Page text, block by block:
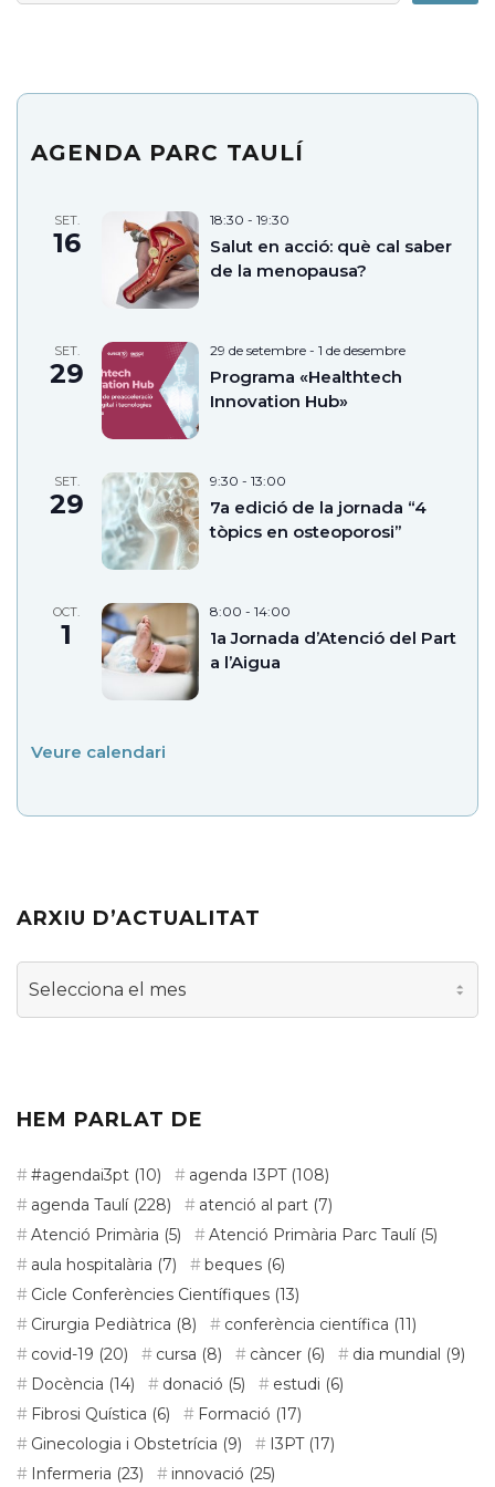
AGENDA PARC TAULÍ
SET.
16
18:30 - 19:30
Salut en acció: què cal saber
de la menopausa?
SET.
29
29 de setembre - 1 de desembre
Programa «Healthtech
Innovation Hub»
SET.
29
9:30 - 13:00
7a edició de la jornada “4
tòpics en osteoporosi”
OCT.
1
8:00 - 14:00
1a Jornada d’Atenció del Part
a l’Aigua
Veure calendari
ARXIU D’ACTUALITAT
Arxiu
HEM PARLAT DE
#agendai3pt (10) agenda I3PT(108)
agenda Taulí(228) atenció al part (7)
Atenció Primària (5) Atenció Primària Parc Taulí(5)
aula hospitalària (7) beques (6)
Cicle Conferències Científiques (13)
Cirurgia Pediàtrica (8) conferència científica (11)
covid-19 (20) cursa (8) càncer (6) dia mundial (9)
Docència (14) donació (5) estudi (6)
Fibrosi Quística (6) Formació (17)
Ginecologia i Obstetrícia (9) I3PT(17)
Infermeria (23) innovació (25)